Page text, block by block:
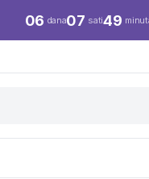
06 dana07 sati49